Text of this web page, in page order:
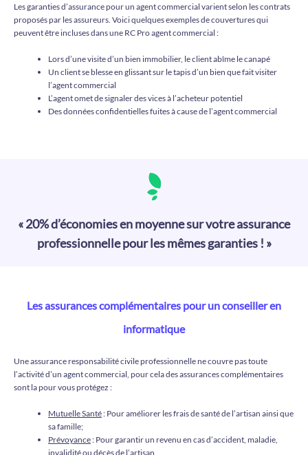
Les garanties d’assurance pour un agent commercial varient selon les contrats
proposés par les assureurs. Voici quelques exemples de couvertures qui
peuvent être incluses dans une RC Pro agent commercial :
Lors d’une visite d’un bien immobilier, le client abîme le canapé
Un client se blesse en glissant sur le tapis d’un bien que fait visiter
l’agent commercial
L’agent omet de signaler des vices à l’acheteur potentiel
Des données confidentielles fuites à cause de l’agent commercial
« 20% d’économies en moyenne sur votre assurance
professionnelle pour les mêmes garanties ! »
Les assurances complémentaires pour un conseiller en
informatique
Une assurance responsabilité civile professionnelle ne couvre pas toute
l’activité d’un agent commercial, pour cela des assurances complémentaires
sont la pour vous protégez :
Mutuelle Santé: Pour améliorer les frais de santé de l’artisan ainsi que
sa famille;
Prévoyance: Pour garantir un revenu en cas d’accident, maladie,
invalidité ou décès de l’artisan